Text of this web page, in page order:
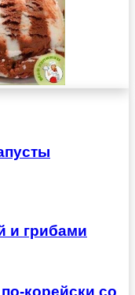
и грибами